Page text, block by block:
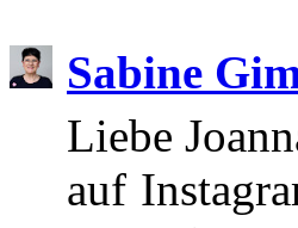
Sabine
Liebe
auf